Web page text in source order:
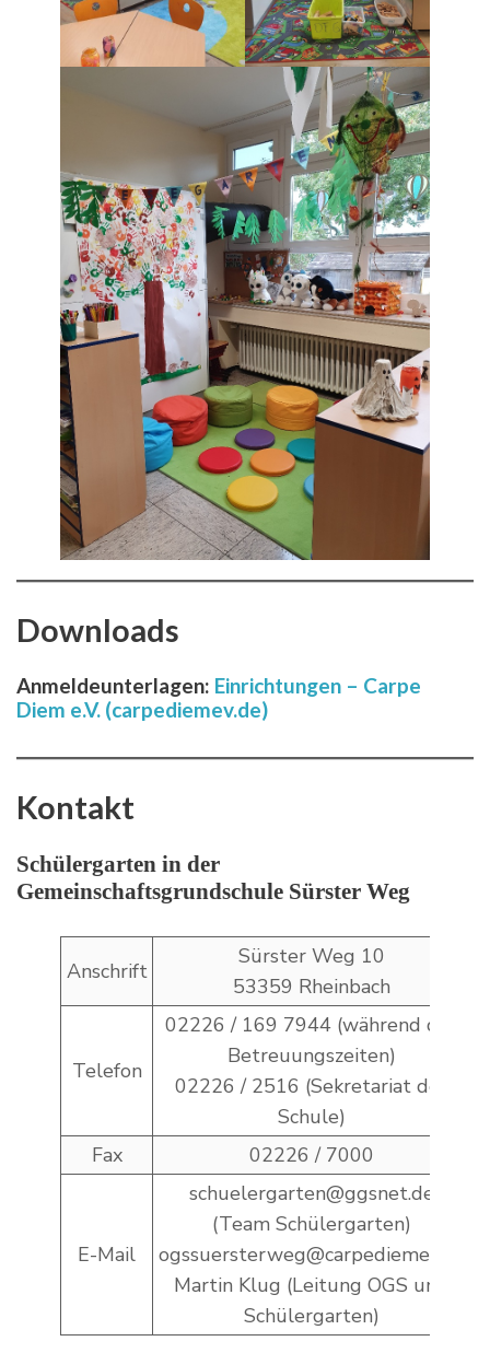
Downloads
Anmeldeunterlagen: Einrichtungen – Carpe
Diem e.V. (carpediemev.de)
Kontakt
Schülergarten in der
Gemeinschaftsgrundschule Sürster Weg
Anschrift
Sürster Weg 10
53359 Rheinbach
Telefon
02226 / 169 7944 (während der
Betreuungszeiten)
02226 / 2516 (Sekretariat der
Schule)
Fax
02226 / 7000
E-Mail
schuelergarten@ggsnet.de
(Team Schülergarten)
ogssuersterweg@carpediemev.de
Martin Klug (Leitung OGS und
Schülergarten)